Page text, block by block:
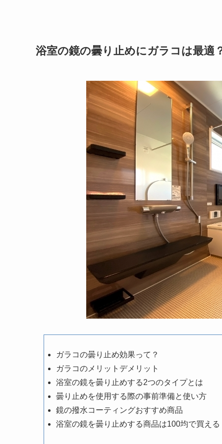
浴室の鏡の曇り止めにガラコは最適
ガラコの曇り止め効果って？
ガラコのメリットデメリット
浴室の鏡を曇り止めする2つのタイプとは
曇り止めを使用する際の事前準備と使い方
鏡の撥水コーティングおすすめ商品
浴室の鏡を曇り止めする商品は100均で買える